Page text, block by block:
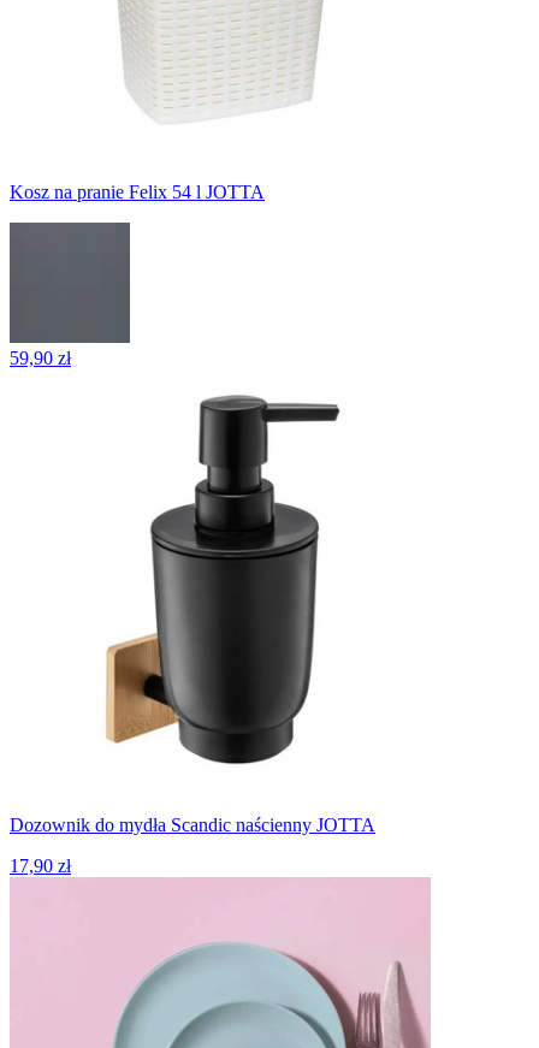
Kosz na pranie Felix 54 l JOTTA
59,90 zł
Dozownik do mydła Scandic naścienny JOTTA
17,90 zł